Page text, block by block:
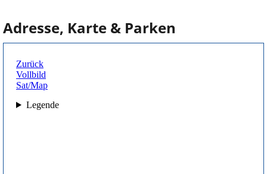
Adresse, Karte & Parken